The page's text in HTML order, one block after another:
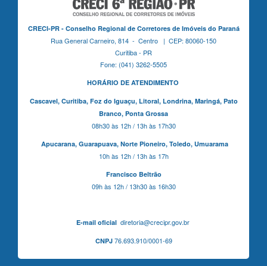
CRECI-PR - Conselho Regional de Corretores de Imóveis do Paraná
Rua General Carneiro, 814 - Centro | CEP: 80060-150
Curitiba - PR
Fone: (041) 3262-5505
HORÁRIO DE ATENDIMENTO
Cascavel, Curitiba,Foz do Iguaçu, Litoral, Londrina, Maringá, Pato
Branco, Ponta Grossa
08h30 às 12h / 13h às 17h30
Apucarana, Guarapuava, Norte Pioneiro, Toledo, Umuarama
10h às 12h / 13h às 17h
Francisco Beltrão
09h às 12h / 13h30 às 16h30
E-mail oficialdiretoria@crecipr.gov.br
CNPJ76.693.910/0001-69